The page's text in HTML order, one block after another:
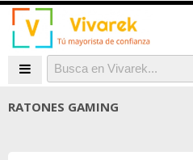
RATONES GAMING